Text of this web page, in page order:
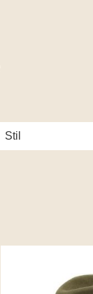
Stil